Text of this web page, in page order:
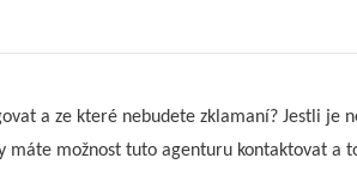
a ze které nebudete zklamaní? Jestli je
máte možnost tuto agenturu kontaktovat a